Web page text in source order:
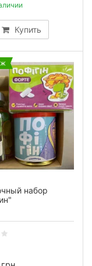
Купить
набор